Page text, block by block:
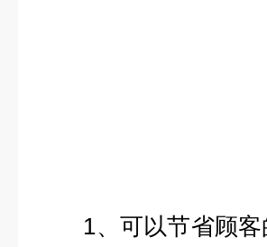
1、可以节省顾客